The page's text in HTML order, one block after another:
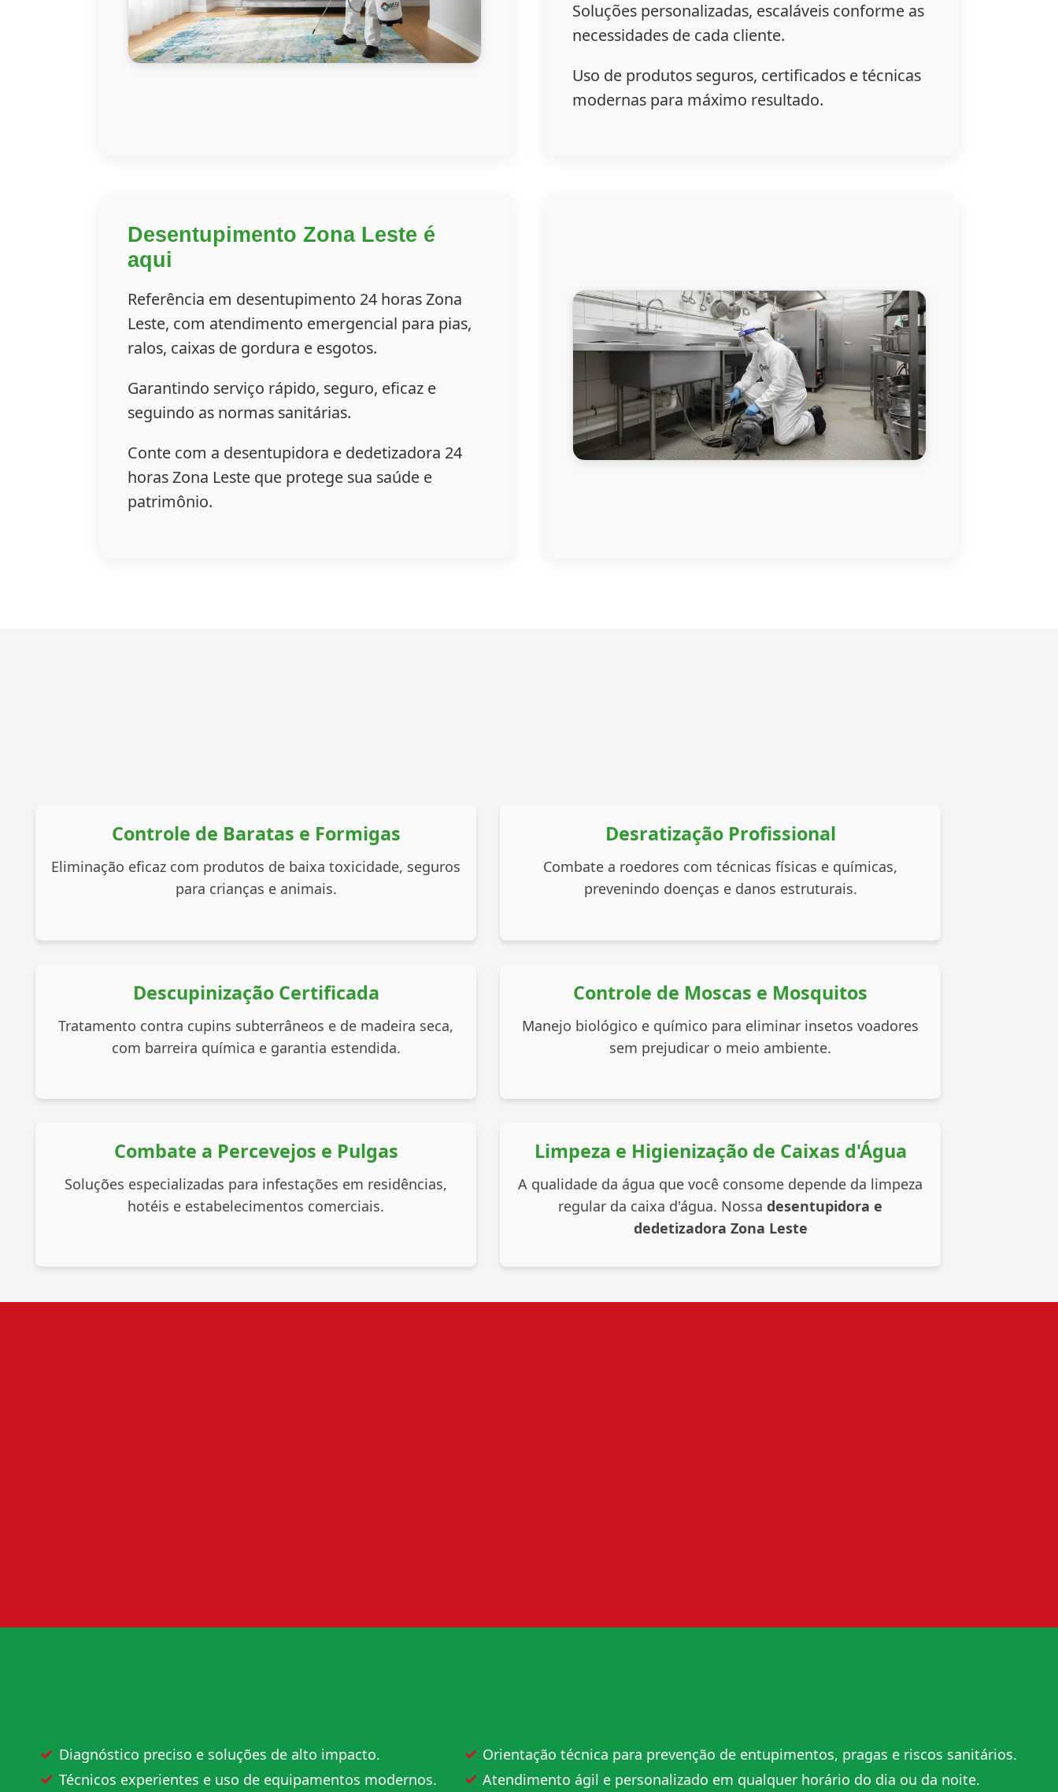
Soluções personalizadas, escaláveis conforme as
necessidades de cada cliente.
Uso de produtos seguros, certificados e técnicas
modernas para máximo resultado.
Desentupimento Zona Leste é
aqui
Referência em desentupimento 24 horas Zona
Leste, com atendimento emergencial para pias,
ralos, caixas de gordura e esgotos.
Garantindo serviço rápido, seguro, eficaz e
seguindo as normas sanitárias.
Conte com a desentupidora e dedetizadora 24
horas Zona Leste que protege sua saúde e
patrimônio.
Controle de Baratas e Formigas
Eliminação eficaz com produtos de baixa toxicidade, seguros
para crianças e animais.
Desratização Profissional
Combate a roedores com técnicas físicas e químicas,
prevenindo doenças e danos estruturais.
Descupinização Certificada
Tratamento contra cupins subterrâneos e de madeira seca,
com barreira química e garantia estendida.
Controle de Moscas e Mosquitos
Manejo biológico e químico para eliminar insetos voadores
sem prejudicar o meio ambiente.
Combate a Percevejos e Pulgas
Soluções especializadas para infestações em residências,
hotéis e estabelecimentos comerciais.
Limpeza e Higienização de Caixas d'Água
A qualidade da água que você consome depende da limpeza
regular da caixa d'água. Nossa desentupidora e
dedetizadora Zona Leste
Diagnóstico preciso e soluções de alto impacto.
Técnicos experientes e uso de equipamentos modernos.
Orientação técnica para prevenção de entupimentos, pragas e riscos sanitários.
Atendimento ágil e personalizado em qualquer horário do dia ou da noite.